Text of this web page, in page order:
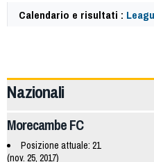
Calendario e risultati :
Nazionali
Morecambe FC
Posizione attuale: 21
(nov. 25, 2017)